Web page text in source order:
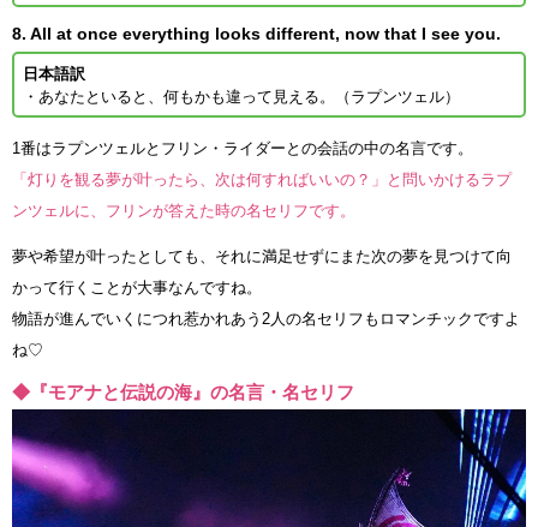
8. All at once everything looks different, now that I see you.
日本語訳
・あなたといると、何もかも違って見える。（ラプンツェル）
1番はラプンツェルとフリン・ライダーとの会話の中の名言です。
「灯りを観る夢が叶ったら、次は何すればいいの？」と問いかけるラプ
ンツェルに、フリンが答えた時の名セリフです。
夢や希望が叶ったとしても、それに満足せずにまた次の夢を見つけて向
かって行くことが大事なんですね。
物語が進んでいくにつれ惹かれあう2人の名セリフもロマンチックですよ
ね♡
◆『モアナと伝説の海』の名言・名セリフ